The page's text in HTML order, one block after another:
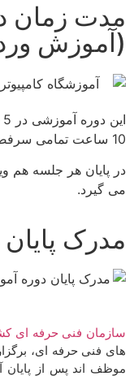
مدت زمان
(آموزش
10 ساعت تمامی سرفصل های فوق آموزش داده می شود.
در پایان هر جلسه هم
می گیرد.
مدرک
سازمان فنی حرفه ای
های فنی حرفه ای،
موظف اند پس از پایان